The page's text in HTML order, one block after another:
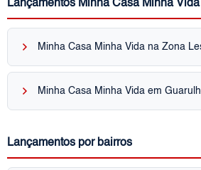
Lançamentos Minha Casa Minha Vida
keyboard_arrow_right Minha Casa Minha Vida na Zona
keyboard_arrow_right Minha Casa Minha Vida em
Lançamentos por bairros